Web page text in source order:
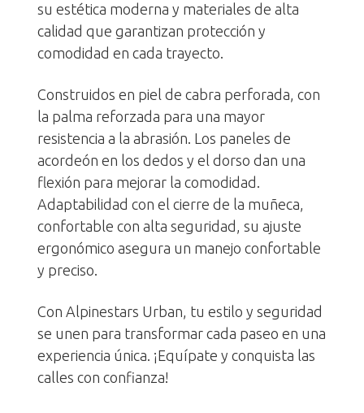
su estética moderna y materiales de alta
calidad que garantizan protección y
comodidad en cada trayecto.
Construidos en piel de cabra perforada, con
la palma reforzada para una mayor
resistencia a la abrasión. Los paneles de
acordeón en los dedos y el dorso dan una
flexión para mejorar la comodidad.
Adaptabilidad con el cierre de la muñeca,
confortable con alta seguridad, su ajuste
ergonómico asegura un manejo confortable
y preciso.
Con Alpinestars Urban, tu estilo y seguridad
se unen para transformar cada paseo en una
experiencia única. ¡Equípate y conquista las
calles con confianza!